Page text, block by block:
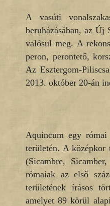
A vasúti
beruházásában, az
valósul meg. A
peron, perontető,
Az Esztergom-
2013. október 20-án
Aquincum egy
területén. A
(Sicambre,
rómaiak az első
területének írásos
amelyet 89 körül